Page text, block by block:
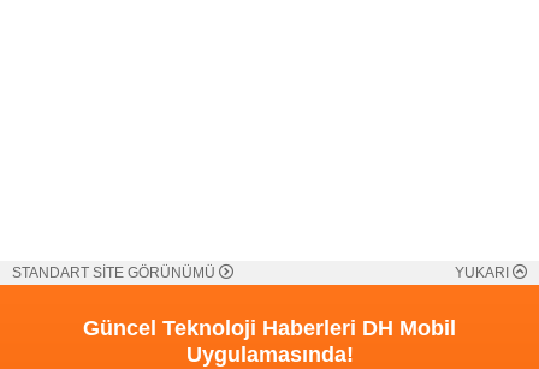
STANDART SİTE GÖRÜNÜMÜ YUKARI
Güncel Teknoloji Haberleri DH Mobil
Uygulamasında!